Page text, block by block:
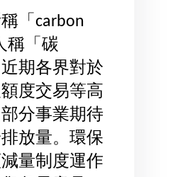
「carbon
稱「碳
期各界對於
度交易等高
分事業期待
放量。環保
量制度運作